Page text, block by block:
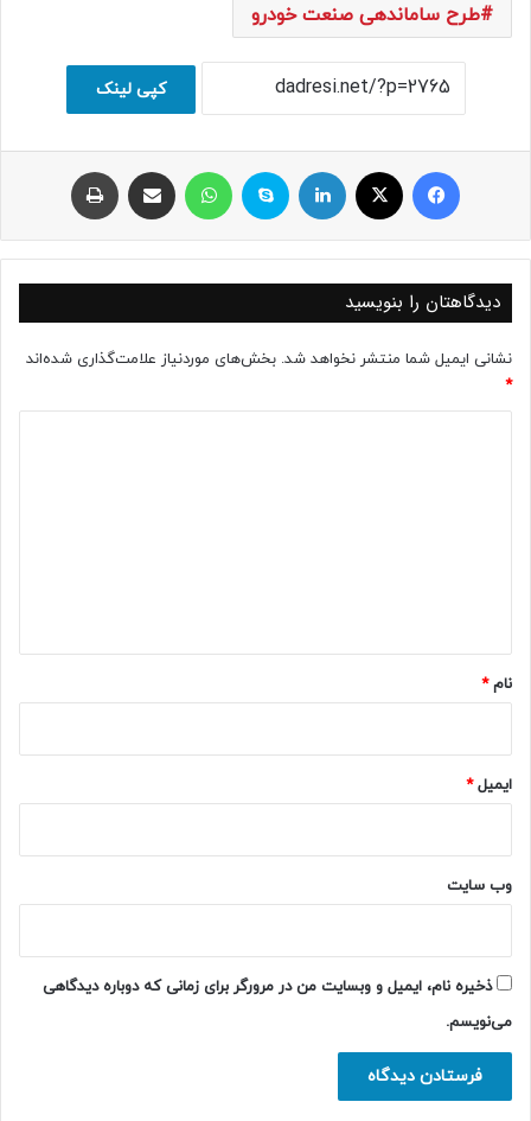
طرح ساماندهی صنعت خودرو
کپی لینک
فیسبوک ایکس لینکداین اسکایپ واتس آپ اشتراک با ایمیل
دیدگاهتان را بنویسید
نشانی ایمیل شما منتشر نخواهد شد. بخش‌های موردنیاز علامت‌گذاری شده‌اند
*
نام*
ایمیل*
وب‌ سایت
ذخیره نام، ایمیل و وبسایت من در مرورگر برای زمانی که دوباره دیدگاهی
می‌نویسم.